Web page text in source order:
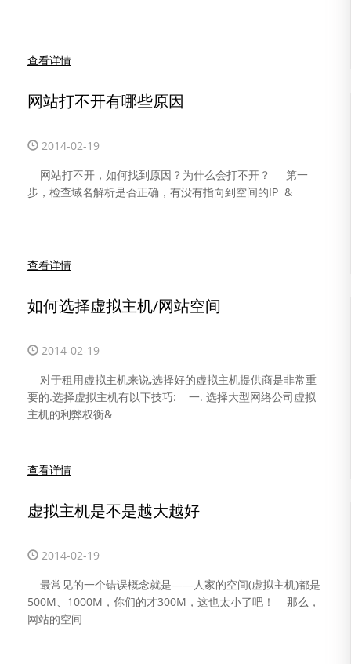
查看详情
网站打不开有哪些原因
2014-02-19
网站打不开，如何找到原因？为什么会打不开？ 第一
步，检查域名解析是否正确，有没有指向到空间的IP &
查看详情
如何选择虚拟主机/网站空间
2014-02-19
对于租用虚拟主机来说,选择好的虚拟主机提供商是非常重
要的.选择虚拟主机有以下技巧: 一. 选择大型网络公司虚拟
主机的利弊权衡&
查看详情
虚拟主机是不是越大越好
2014-02-19
最常见的一个错误概念就是——人家的空间(虚拟主机)都是
500M、1000M，你们的才300M，这也太小了吧！ 那么，
网站的空间